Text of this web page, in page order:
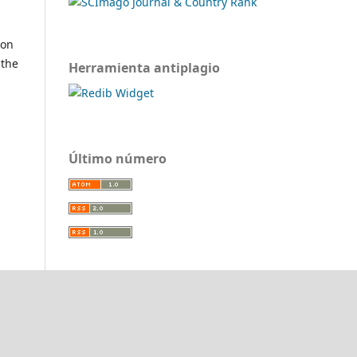
Herramienta antiplagio
Último número